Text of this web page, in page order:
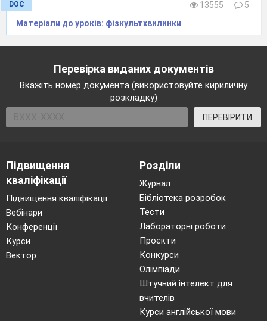
DOC 13555
5
Матеріали до уроків: фізкультхвилинки
Перевірка виданих документів
Вкажіть номер документа (використовуйте кириличну
розкладку)
ПЕРЕВІРИТИ
Підвищення
кваліфікації
Підвищення кваліфікації
Вебінари
Конференції
Курси
Вектор
Розділи
Журнал
Бібліотека розробок
Тести
Лабораторні роботи
Проєкти
Конкурси
Олімпіади
Штучний інтелект для
вчителів
Курси англійської мови